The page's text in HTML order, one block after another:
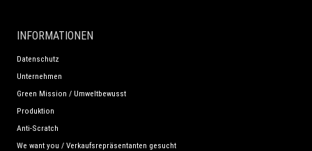
INFORMATIONEN
Datenschutz
Unternehmen
Green Mission / Umweltbewusst
Produktion
Anti-Scratch
We want you / Verkaufsrepräsentanten gesucht